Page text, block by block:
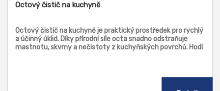
Octový čistič na kuchyně
Octový čistič na kuchyně je praktický prostředek pro rychlý
a účinný úklid. Díky přírodní síle octa snadno odstraňuje
mastnotu, skvrny a nečistoty z kuchyňských povrchů. Hodí